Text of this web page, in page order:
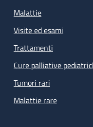
Malattie
Visite ed esami
Trattamenti
Cure palliative
Tumori rari
Malattie rare